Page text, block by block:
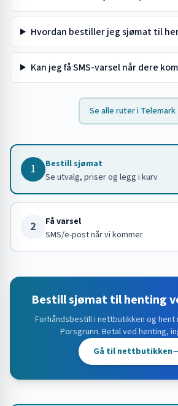
Hvordan bestiller jeg sjømat til
Kan jeg få SMS-varsel når dere
Se alle ruter i Telemark
1
Bestill sjømat
Se utvalg, priser og legg i kurv
2
Få varsel
SMS/e-post når vi kommer
Bestill sjømat til henting
Forhåndsbestill i nettbutikken og hent
Porsgrunn. Betal ved henting,
Gå til nettbutikken